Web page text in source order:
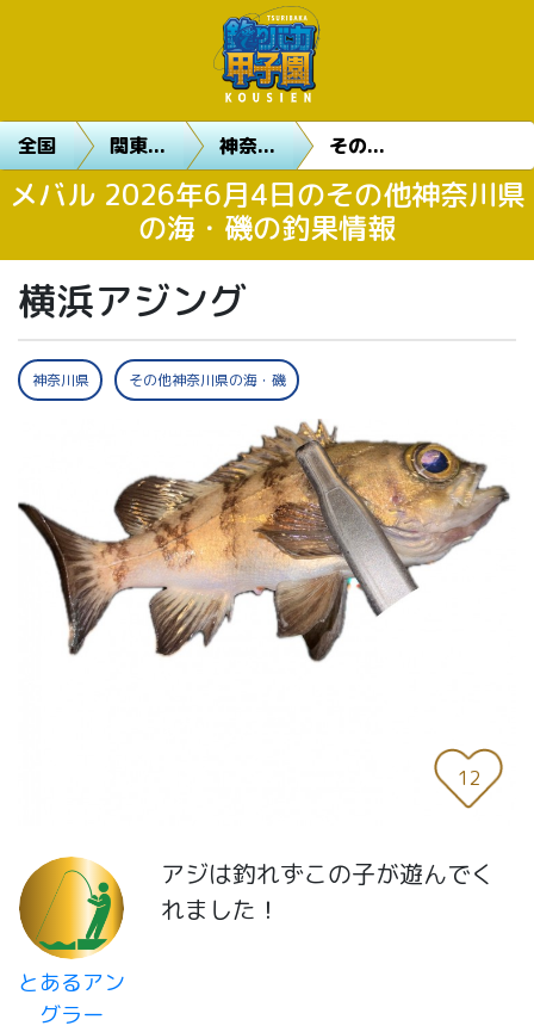
全国 関東... 神奈... その...
メバル 2026年6月4日のその他神奈川県
の海・磯の釣果情報
横浜アジング
神奈川県 その他神奈川県の海・磯
12
とあるアン
グラー
アジは釣れずこの子が遊んでく
れました！